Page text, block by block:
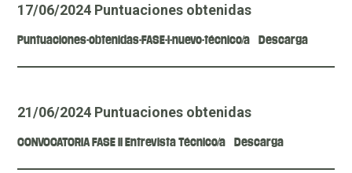
17/06/2024 Puntuaciones obtenidas
Puntuaciones-obtenidas-FASE-I-nuevo-técnico/a Descarga
21/06/2024 Puntuaciones obtenidas
CONVOCATORIA FASE II Entrevista Técnico/a Descarga